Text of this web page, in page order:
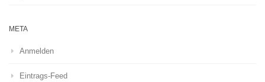
META
Anmelden
Eintrags-Feed